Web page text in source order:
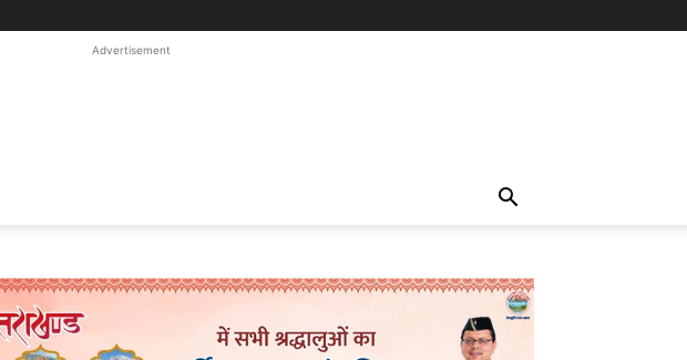
Advertisement